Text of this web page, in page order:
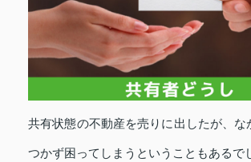
共有状態の不動産を売りに出したが、な
つかず困ってしまうということもあるで